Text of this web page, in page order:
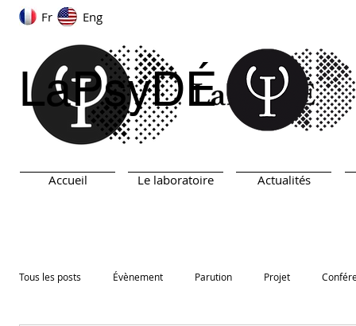
Fr Eng
LaPsyDÉ
Accueil Le laboratoire Actualités
Tous les posts Évènement Parution Projet